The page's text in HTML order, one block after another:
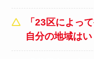
「23区によっ
自分の地域はい